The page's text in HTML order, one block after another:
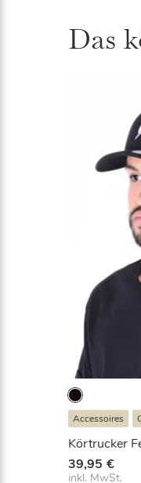
Das
Accessoires
Körtrucker
39,95 €
inkl. MwSt.